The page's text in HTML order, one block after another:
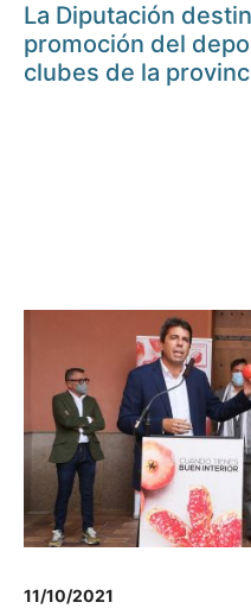
La Diputación
promoción del
clubes de la
11/10/2021